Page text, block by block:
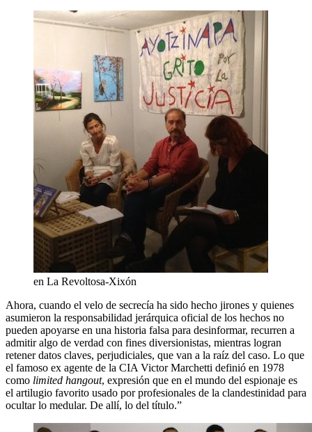
en La Revoltosa-Xixón
Ahora, cuando el velo de secrecía ha sido hecho jirones y quienes
asumieron la responsabilidad jerárquica oficial de los hechos no
pueden apoyarse en una historia falsa para desinformar, recurren a
admitir algo de verdad con fines diversionistas, mientras logran
retener datos claves, perjudiciales, que van a la raíz del caso. Lo que
el famoso ex agente de la CIA Victor Marchetti definió en 1978
como limited hangout, expresión que en el mundo del espionaje es
el artilugio favorito usado por profesionales de la clandestinidad para
ocultar lo medular. De allí, lo del título.”